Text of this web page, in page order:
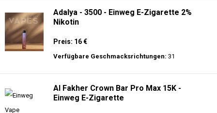
Adalya - 3500 - Einweg E-Zigarette 2%
Nikotin
Preis: 16 €
Verfügbare Geschmacksrichtungen: 31
Al Fakher Crown Bar Pro Max 15K -
Einweg E-Zigarette